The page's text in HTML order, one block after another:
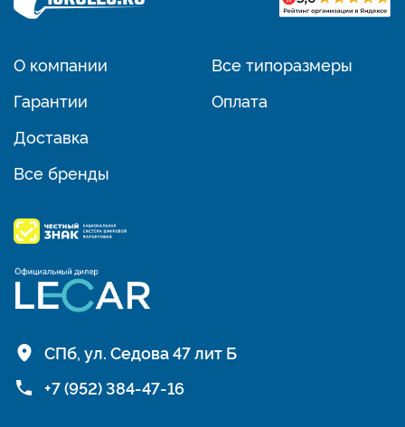
О компании
Гарантии
Доставка
Все бренды
Все типоразмеры
Оплата
СПб, ул. Седова 47 лит Б
+7 (952) 384-47-16